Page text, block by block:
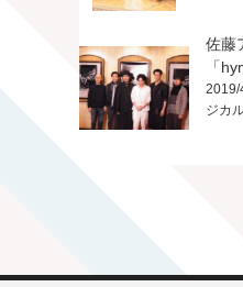
佐藤
「
2019/
ジカ